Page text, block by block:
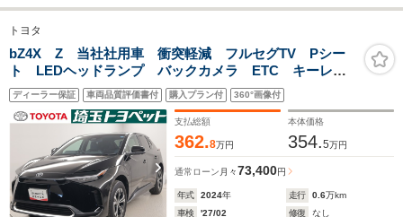
トヨタ
bZ4X Z 当社社用車 衝突軽減 フルセグTV Pシー
ト LEDヘッドランプ バックカメラ ETC キーレ
ス オートクルーズコントロール スマートキー ナビ
&TV 試乗車 メモリーナビ 記録簿
ディーラー保証 車両品質評価書付 購入プラン付 360°画像付
支払総額
362.8万円
本体価格
354.5万円
通常ローン 月々73,400円
年式 2024年 走行 0.6万km
車検
'27/02 修復 なし